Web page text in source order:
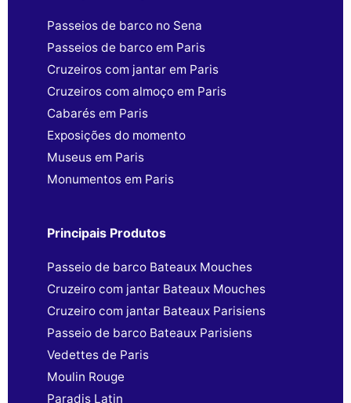
Passeios de barco no Sena
Passeios de barco em Paris
Cruzeiros com jantar em Paris
Cruzeiros com almoço em Paris
Cabarés em Paris
Exposições do momento
Museus em Paris
Monumentos em Paris
Principais Produtos
Passeio de barco Bateaux Mouches
Cruzeiro com jantar Bateaux Mouches
Cruzeiro com jantar Bateaux Parisiens
Passeio de barco Bateaux Parisiens
Vedettes de Paris
Moulin Rouge
Paradis Latin